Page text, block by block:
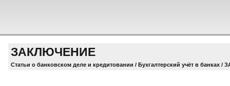
ЗАКЛЮЧЕНИЕ
Статьи о банковском деле и кредитовании / Бухгалтерский учёт в банках /